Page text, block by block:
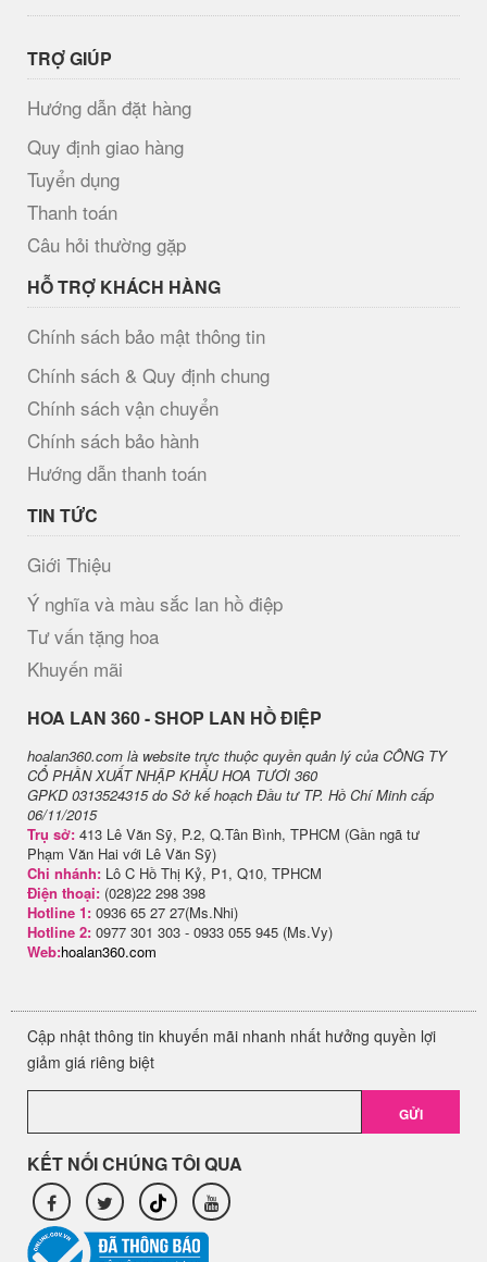
TRỢ GIÚP
Hướng dẫn đặt hàng
Quy định giao hàng
Tuyển dụng
Thanh toán
Câu hỏi thường gặp
HỖ TRỢ KHÁCH HÀNG
Chính sách bảo mật thông tin
Chính sách & Quy định chung
Chính sách vận chuyển
Chính sách bảo hành
Hướng dẫn thanh toán
TIN TỨC
Giới Thiệu
Ý nghĩa và màu sắc lan hồ điệp
Tư vấn tặng hoa
Khuyến mãi
H​OA LAN 360 - SHOP LAN HỒ ĐIỆP
hoalan360.com là website trực thuộc quyền quản lý của CÔNG TY
CỔ PHẦN XUẤT NHẬP KHẨU HOA TƯƠI 360
GPKD 0313524315 do Sở kế hoạch Đầu tư TP. Hồ Chí Minh cấp
06/11/2015
Trụ sở: 413 Lê Văn Sỹ, P.2, Q.Tân Bình, TPHCM (Gần ngã tư
Phạm Văn Hai với Lê Văn Sỹ)
Chi nhánh: Lô C Hồ Thị Kỷ, P1, Q10, TPHCM
Điện thoại: (028)22 298 398
Hotline 1: 0936 65 27 27(Ms.Nhi)
Hotline 2: 0977 301 303 - 0933 055 945 (Ms.Vy)
Web:hoalan360.com
Cập nhật thông tin khuyến mãi nhanh nhất hưởng quyền lợi
giảm giá riêng biệt
GỬI
KẾT NỐI CHÚNG TÔI QUA